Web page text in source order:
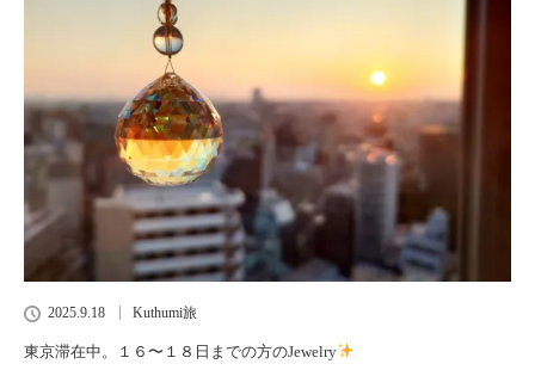
2025.9.18 Kuthumi旅
東京滞在中。１６〜１８日までの方のJewelry